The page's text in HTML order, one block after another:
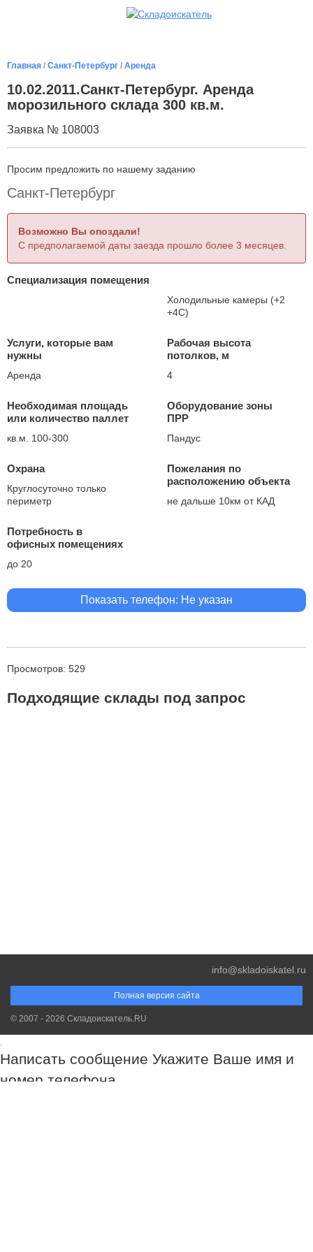
Главная / Санкт-Петербург / Аренда
10.02.2011.Санкт-Петербург. Аренда
морозильного склада 300 кв.м.
Заявка № 108003
Просим предложить по нашему заданию
Санкт-Петербург
Возможно Вы опоздали!
С предполагаемой даты заезда прошло более 3 месяцев.
Специализация помещения
Холодильные камеры (+2
+4С)
Услуги, которые вам
нужны
Аренда
Необходимая площадь
или количество паллет
кв.м. 100-300
Рабочая высота
потолков, м
4
Оборудование зоны
ПРР
Пандус
Охрана
Круглосуточно только
периметр
Потребность в
офисных помещениях
до 20
Пожелания по
расположению объекта
не дальше 10км от КАД
Показать телефон: Не указан
Просмотров: 529
Подходящие склады под запрос
Полная версия сайта
info@skladoiskatel.ru
© 2007 - 2026 Складоискатель.RU
Написать сообщение Укажите Ваше имя и
номер телефона